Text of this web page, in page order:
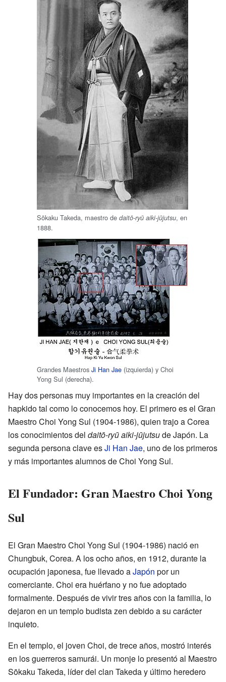
Sōkaku Takeda, maestro de daitō-ryū aiki-jūjutsu, en
1888.
Grandes Maestros Ji Han Jae (izquierda) y Choi
Yong Sul (derecha).
Hay dos personas muy importantes en la creación del
hapkido tal como lo conocemos hoy. El primero es el Gran
Maestro Choi Yong Sul (1904-1986), quien trajo a Corea
los conocimientos del daitō-ryū aiki-jūjutsude Japón. La
segunda persona clave esJi Han Jae, uno de los primeros
y más importantes alumnos de Choi Yong Sul.
El Fundador: Gran Maestro Choi Yong
Sul
El Gran Maestro Choi Yong Sul (1904-1986) nació en
Chungbuk, Corea. A los ocho años, en 1912, durante la
ocupación japonesa, fue llevado aJapón por un
comerciante. Choi era huérfano y no fue adoptado
formalmente. Después de vivir tres años con la familia, lo
dejaron en un templo budista zen debido a su carácter
inquieto.
En el templo, el joven Choi, de trece años, mostró interés
en los guerreros samurái. Un monje lo presentó al Maestro
Sōkaku Takeda, líder del clan Takeda y último heredero